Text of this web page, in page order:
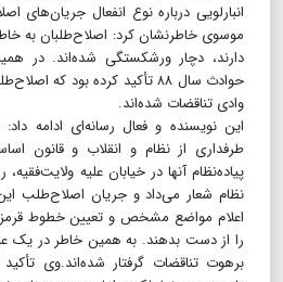
انبارلویی درباره نوع انفعال جریان‌های
موسوی خاطرنشان کرد: اصلاح‌طلبان به
دارند، دچار ورشکستگی شده‌اند. در
حوادث سال ۸۸ تأکید کرده بود
وادی تناقضات شده‌اند.
این نویسنده و فعال رسانه‌ای ادامه
طرفداری از نظام و انقلاب و قانون
پیاده‌نظام آنها در خیابان علیه
نظام شعار می‌داد و جریان اصلاح‌طلب این
اعلام مواضع مشخص و تعیین خطوط
را از دست بدهند. به همین خاطر در یک
برهوت تناقضات گرفتار شده‌اند.وی